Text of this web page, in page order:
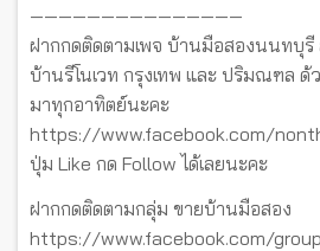
———————————————
ฝากกดติดตามเพจ บ้านมือสองนนทบุ
บ้านรีโนเวท กรุงเทพ และ ปริมณฑล ด้
มาทุกอาทิตย์นะคะ
https://www.facebook.com/
ปุ่ม Like กด Follow ได้เลยนะคะ
ฝากกดติดตามกลุ่ม ขายบ้านมือสอง
https://www.facebook.com/